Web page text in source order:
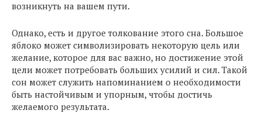
возникнуть на вашем пути.
Однако, есть и другое толкование этого сна. Большое
яблоко может символизировать некоторую цель или
желание, которое для вас важно, но достижение этой
цели может потребовать больших усилий и сил. Такой
сон может служить напоминанием о необходимости
быть настойчивым и упорным, чтобы достичь
желаемого результата.